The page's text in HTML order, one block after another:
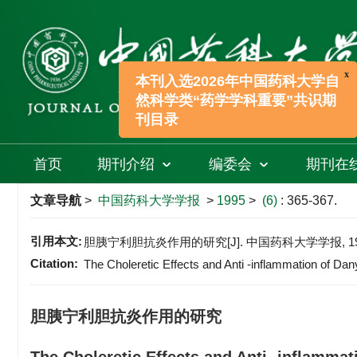
首页 期刊介绍 编委会 期刊在
文章导航 > 中国药科大学学报 > 1995 > (6) : 365-367.
引用本文: 胆胰宁利胆抗炎作用的研究[J]. 中国药科大学学报,
Citation: The Choleretic Effects and Anti -inflammation of
胆胰宁利胆抗炎作用的研究
本刊入选2026年中国药科大学自
然科学类“药学学科重要”共识期
刊目录